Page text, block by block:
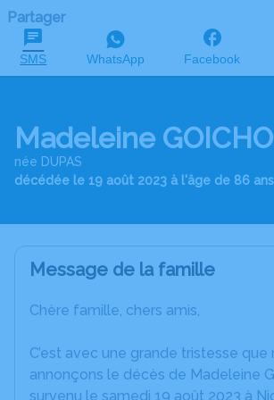
Partager
SMS WhatsApp Facebook
Madeleine
née DUPAS
décédée le 19 août 2023 à l'âge de 86 ans
Message de la famille
Chère famille, chers amis,
C’est avec une grande tristesse que
annonçons le décès de Madeleine
survenu le samedi 19 août 2023 à